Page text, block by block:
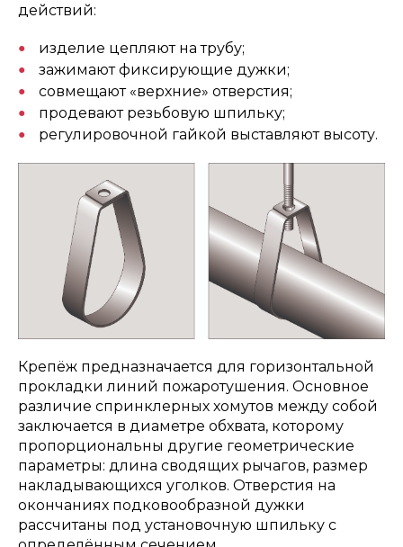
действий:
изделие цепляют на трубу;
зажимают фиксирующие дужки;
совмещают «верхние» отверстия;
продевают резьбовую шпильку;
регулировочной гайкой выставляют высоту.
Крепёж предназначается для горизонтальной
прокладки линий пожаротушения. Основное
различие спринклерных хомутов между собой
заключается в диаметре обхвата, которому
пропорциональны другие геометрические
параметры: длина сводящих рычагов, размер
накладывающихся уголков. Отверстия на
окончаниях подковообразной дужки
рассчитаны под установочную шпильку с